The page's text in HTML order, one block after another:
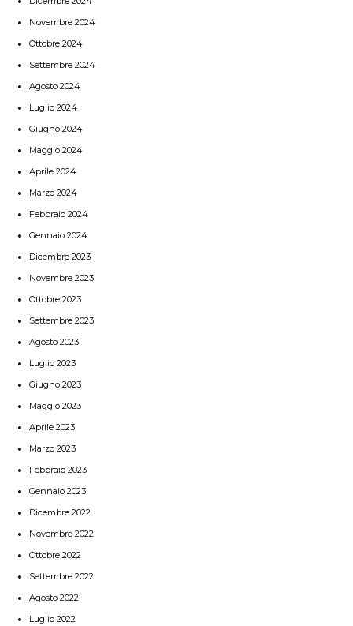
Novembre 2024
Ottobre 2024
Settembre 2024
Agosto 2024
Luglio 2024
Giugno 2024
Maggio 2024
Aprile 2024
Marzo 2024
Febbraio 2024
Gennaio 2024
Dicembre 2023
Novembre 2023
Ottobre 2023
Settembre 2023
Agosto 2023
Luglio 2023
Giugno 2023
Maggio 2023
Aprile 2023
Marzo 2023
Febbraio 2023
Gennaio 2023
Dicembre 2022
Novembre 2022
Ottobre 2022
Settembre 2022
Agosto 2022
Luglio 2022